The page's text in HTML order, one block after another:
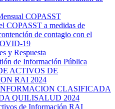
COPASST
COPASST a medidas de
de contagio con el
19
y Respuesta
de Información Pública
ACTIVOS DE
RAI 2024
CLASIFICADA
QUILISALUD 2024
de Información RAI